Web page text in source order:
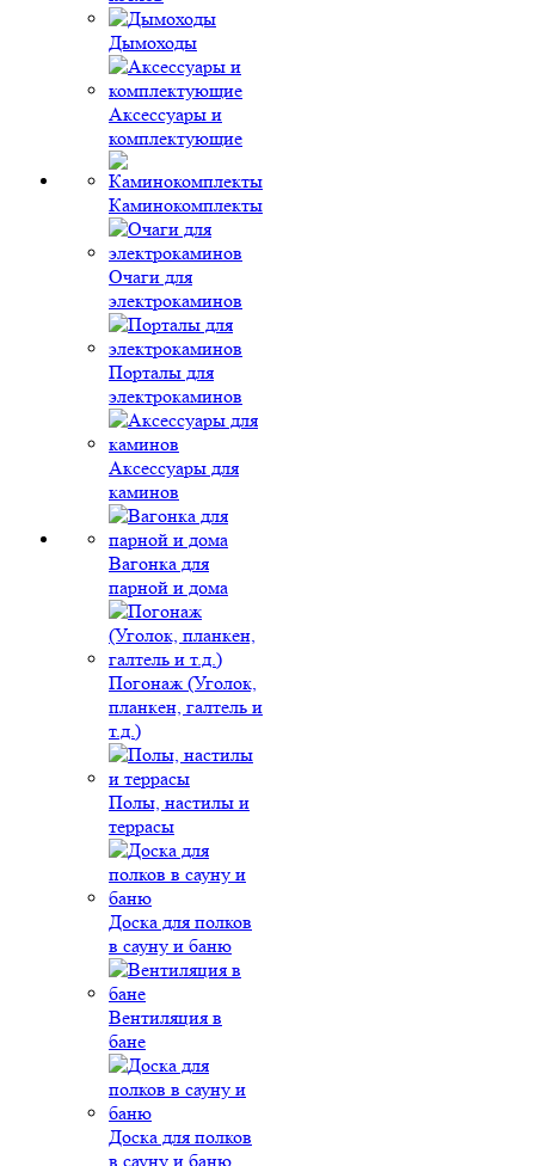
Дымоходы
Аксессуары и
комплектующие
Каминокомплекты
Очаги для
электрокаминов
Порталы для
электрокаминов
Аксессуары для
каминов
Вагонка для
парной и дома
Погонаж (Уголок,
планкен, галтель и
т.д.)
Полы, настилы и
террасы
Доска для полков
в сауну и баню
Вентиляция в
бане
Доска для полков
в сауну и баню